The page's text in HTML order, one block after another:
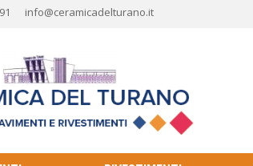
info@ceramicadelturano.it